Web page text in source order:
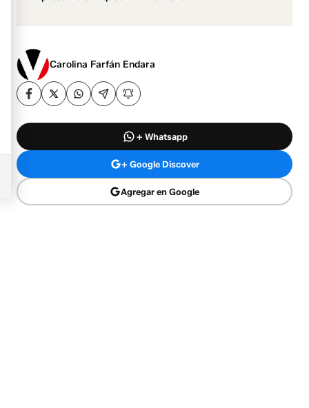
Carolina Farfán Endara
+ Whatsapp
+ Google Discover
Agregar en Google